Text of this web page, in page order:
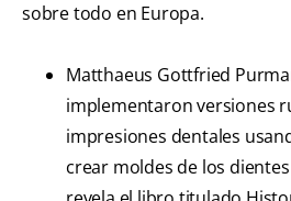
sobre todo en Europa.
Matthaeus Gottfried
implementaron versiones
impresiones dentales
crear moldes de los